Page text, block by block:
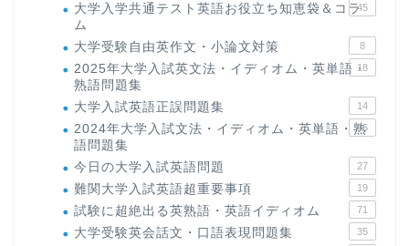
大学入学共通テスト英語お役立ち知恵袋＆コラ
ム
45
大学受験自由英作文・小論文対策 8
2025年大学入試英文法・イディオム・英単語・
熟語問題集
18
大学入試英語正誤問題集 14
2024年大学入試文法・イディオム・英単語・熟
語問題集
15
今日の大学入試英語問題 27
難関大学入試英語超重要事項 19
試験に超絶出る英熟語・英語イディオム 71
大学受験英会話文・口語表現問題集 35